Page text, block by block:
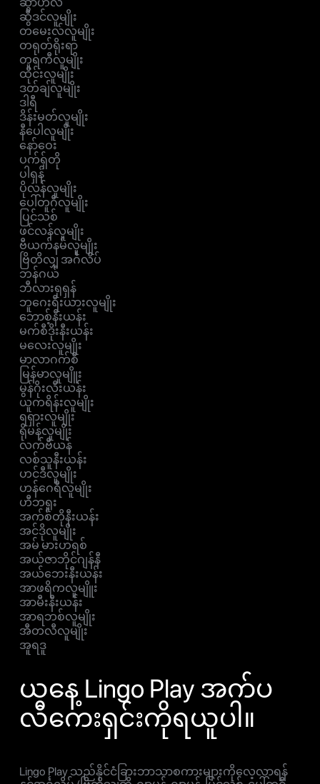
ဆွီဒင်လူမျိုး
တမေးလ်လူမျိုး
တရုတ်ရိုးရာ
တူရကီလူမျိုး
ထိုင်းလူမျိုး
ဒတ်ချ်လူမျိုး
ဒါရီ
ဒိန်းမတ်လူမျိုး
နီပေါလူမျိုး
နော်ဝေး
ပက်ရှ်တို
ပါရှန်
ပိုလန်လူမျိုး
ပေါ်တူဂီလူမျိုး
ပြင်သစ်
ဖင်လန်လူမျိုး
ဗီယက်နမ်လူမျိုး
ဗြိတိလျှ အင်္ဂလိပ်
ဘန်ဂယ်
ဘီလားရုရှန်
ဘူဂေးရီးယားလူမျိုး
ဘောစ့်နီးယန်း
မက်စီဒိုးနီးယန်း
မလေးလူမျိုး
မာလာဂက်စီ
မြန်မာလူမျိူး
မွန်ဂိုးလီးယန်း
ယူကရိန်းလူမျိုး
ရရှားလူမျိုး
ရိုမန်လူမျိုး
လက်ဗီယန်
လစ်သူနီးယန်း
ဟင်ဒီလူမျိုး
ဟန်ဂေရီလူမျိုး
ဟီဘရူး
အက်စ်တိုနီးယန်း
အင်ဒိုလူမျိုး
အမ် မားဟရစ်
အယ်ဇာဘိုင်ဂျန်နီ
အယ်ဘေးနီးယန်း
အာဖရိကလူမျိူး
အာမီးနီးယန်း
အာရဘစ်လူမျိုး
အီတလီလူမျိုး
အူရဒူ
ယနေ့ Lingo Play အက်ပ
လီကေးရှင်းကိုရယူပါ။
Lingo Play သည်နိုင်ငံခြားဘာသာစကားများကိုလေ့လာရန်